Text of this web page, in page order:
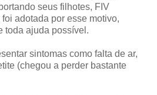
seus filhotes, FIV
adotada por esse motivo,
toda ajuda possível.
sintomas como falta de ar,
(chegou a perder bastante